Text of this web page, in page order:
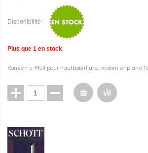
Disponibilité :
Plus que 1 en stock
Konzert c-Moll pour hautbois (flute, violon) et piano